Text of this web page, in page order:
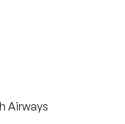
Airways